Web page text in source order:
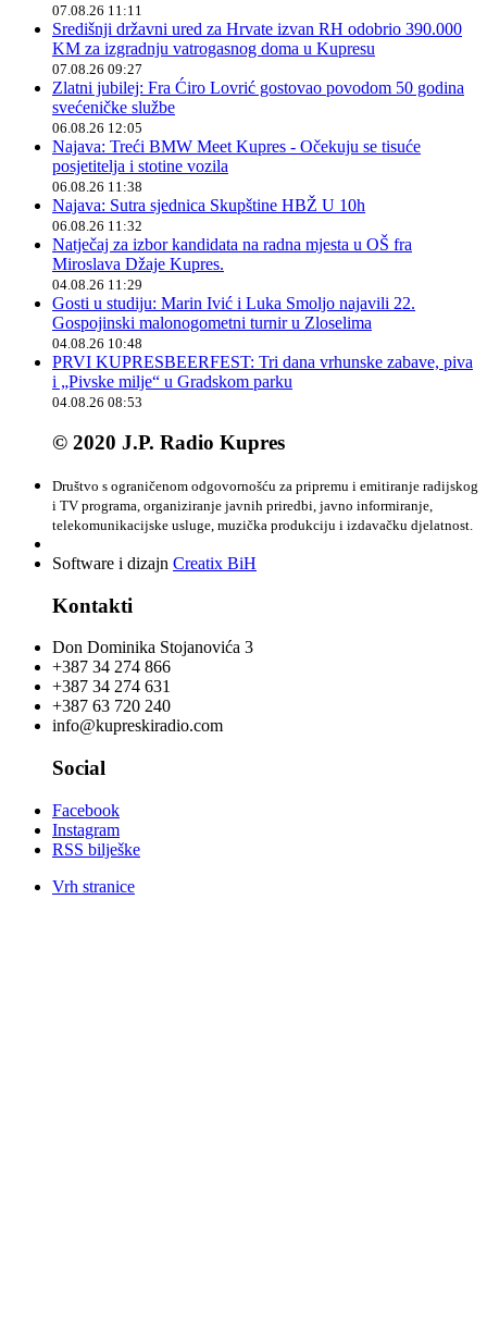
07.08.26 11:11
Središnji državni ured za Hrvate izvan RH odobrio 390.000
KM za izgradnju vatrogasnog doma u Kupresu
07.08.26 09:27
Zlatni jubilej: Fra Ćiro Lovrić gostovao povodom 50 godina
svećeničke službe
06.08.26 12:05
Najava: Treći BMW Meet Kupres - Očekuju se tisuće
posjetitelja i stotine vozila
06.08.26 11:38
Najava: Sutra sjednica Skupštine HBŽ U 10h
06.08.26 11:32
Natječaj za izbor kandidata na radna mjesta u OŠ fra
Miroslava Džaje Kupres.
04.08.26 11:29
Gosti u studiju: Marin Ivić i Luka Smoljo najavili 22.
Gospojinski malonogometni turnir u Zloselima
04.08.26 10:48
PRVI KUPRESBEERFEST: Tri dana vrhunske zabave, piva
i „Pivske milje“ u Gradskom parku
04.08.26 08:53
© 2020 J.P. Radio Kupres
Društvo s ograničenom odgovornošću za pripremu i emitiranje radijskog
i TV programa, organiziranje javnih priredbi, javno informiranje,
telekomunikacijske usluge, muzička produkciju i izdavačku djelatnost.
Software i dizajn Creatix BiH
Kontakti
Don Dominika Stojanovića 3
+387 34 274 866
+387 34 274 631
+387 63 720 240
info@kupreskiradio.com
Social
Facebook
Instagram
RSS bilješke
Vrh stranice